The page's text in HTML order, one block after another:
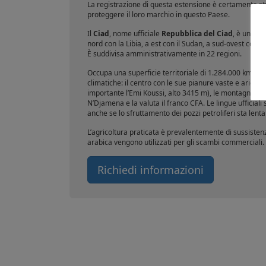
La registrazione di questa estensione è certamente
proteggere il loro marchio in questo Paese.
Il Ciad, nome ufficiale Repubblica del Ciad, è uno
nord con la Libia, a est con il Sudan, a sud-ovest con
È suddivisa amministrativamente in 22 regioni.
Occupa una superficie territoriale di 1.284.000 km² e
climatiche: il centro con le sue pianure vaste e aride,
importante l’Emi Koussi, alto 3415 m), le montagne
N’Djamena e la valuta il franco CFA. Le lingue
anche se lo sfruttamento dei pozzi petroliferi sta
L’agricoltura praticata è prevalentemente di
arabica vengono utilizzati per gli scambi commerciali.
Richiedi informazioni